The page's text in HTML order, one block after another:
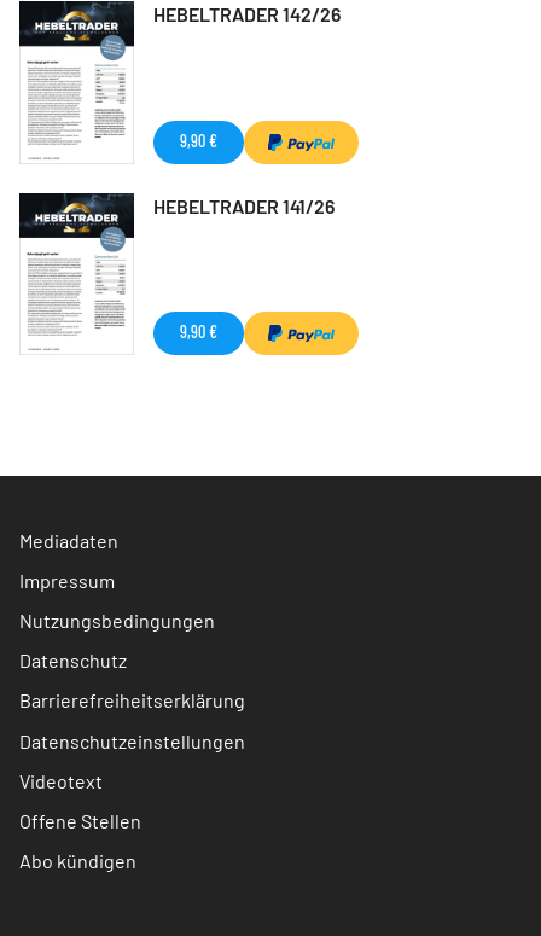
HEBELTRADER 142/26
9,90 €
HEBELTRADER 141/26
9,90 €
Mediadaten
Impressum
Nutzungsbedingungen
Datenschutz
Barrierefreiheitserklärung
Datenschutzeinstellungen
Videotext
Offene Stellen
Abo kündigen